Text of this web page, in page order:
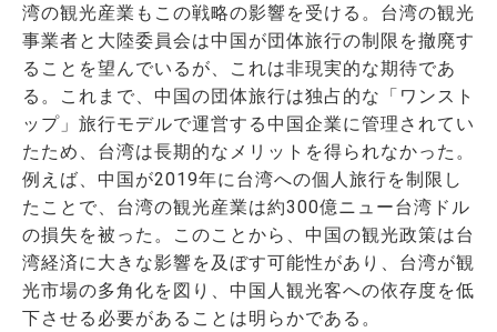
湾の観光産業もこの戦略の影響を受ける。台湾の観光
事業者と大陸委員会は中国が団体旅行の制限を撤廃す
ることを望んでいるが、これは非現実的な期待であ
る。これまで、中国の団体旅行は独占的な「ワンスト
ップ」旅行モデルで運営する中国企業に管理されてい
たため、台湾は長期的なメリットを得られなかった。
例えば、中国が2019年に台湾への個人旅行を制限し
たことで、台湾の観光産業は約300億ニュー台湾ドル
の損失を被った。このことから、中国の観光政策は台
湾経済に大きな影響を及ぼす可能性があり、台湾が観
光市場の多角化を図り、中国人観光客への依存度を低
下させる必要があることは明らかである。